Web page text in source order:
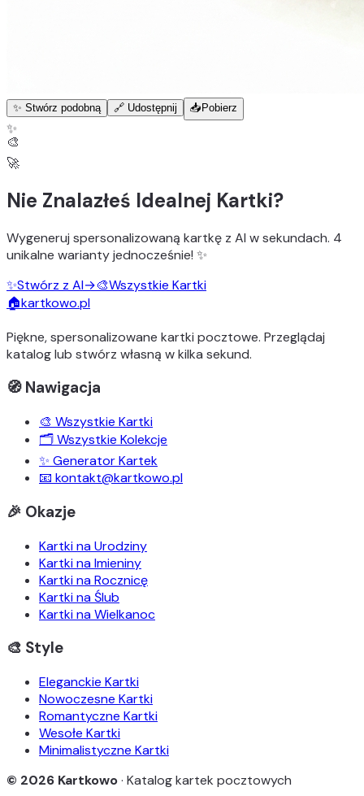
✨ Stwórz podobną 🔗 Udostępnij 📥 Pobierz
✨
🎨
🚀
Nie Znalazłeś Idealnej Kartki?
Wygeneruj spersonalizowaną kartkę z AI w sekundach. 4
unikalne wariantyjednocześnie! ✨
✨Stwórz z AI→🎨Wszystkie Kartki
🏠kartkowo.pl
Piękne, spersonalizowane kartki pocztowe. Przeglądaj
katalog lub stwórz własną w kilka sekund.
🧭 Nawigacja
🎨 Wszystkie Kartki
🗂️ Wszystkie Kolekcje
✨ Generator Kartek
📧 kontakt@kartkowo.pl
🎉 Okazje
Kartki na Urodziny
Kartki na Imieniny
Kartki na Rocznicę
Kartki na Ślub
Kartki na Wielkanoc
🎨 Style
Eleganckie Kartki
Nowoczesne Kartki
Romantyczne Kartki
Wesołe Kartki
Minimalistyczne Kartki
© 2026 Kartkowo· Katalog kartek pocztowych